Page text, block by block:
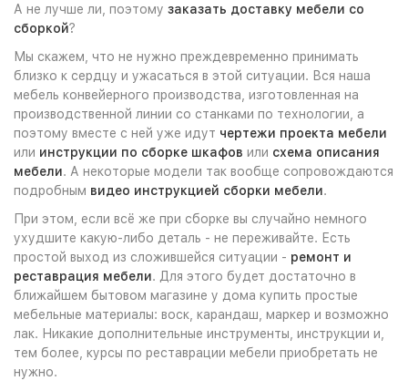
А не лучше ли, поэтому заказать доставку мебели со
сборкой?
Мы скажем, что не нужно преждевременно принимать
близко к сердцу и ужасаться в этой ситуации. Вся наша
мебель конвейерного производства, изготовленная на
производственной линии со станками по технологии, а
поэтому вместе с ней уже идут чертежи проекта мебели
или инструкции по сборке шкафов или схема описания
мебели. А некоторые модели так вообще сопровождаются
подробным видео инструкцией сборки мебели.
При этом, если всё же при сборке вы случайно немного
ухудшите какую-либо деталь - не переживайте. Есть
простой выход из сложившейся ситуации - ремонт и
реставрация мебели. Для этого будет достаточно в
ближайшем бытовом магазине у дома купить простые
мебельные материалы: воск, карандаш, маркер и возможно
лак. Никакие дополнительные инструменты, инструкции и,
тем более, курсы по реставрации мебели приобретать не
нужно.